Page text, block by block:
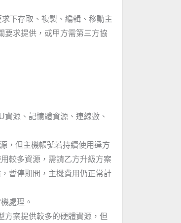
下存取、複製、編輯、移動主
要求提供，或甲方需第三方協
源、記憶體資源、連線數、
，但主機帳號若持續使用達方
較多資源，需請乙方升級方案
暫停期間，主機費用仍正常計
處理。
方案提供較多的硬體資源，但